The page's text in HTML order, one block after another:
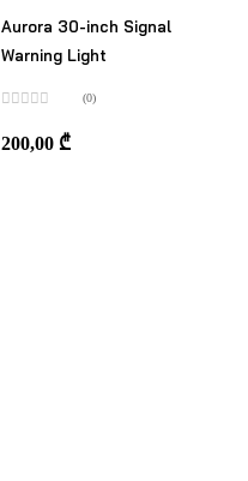
Aurora 30-inch Signal
Warning Light
0,
5-
(0)
200,00 ₾